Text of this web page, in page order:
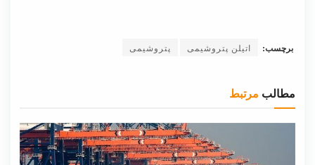
برچسب: اتیلن پتروشیمی پتروشیمی
مطالب مرتبط